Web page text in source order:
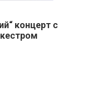
концерт с